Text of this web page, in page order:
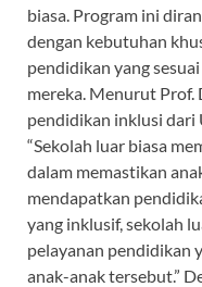
biasa. Program ini
dengan kebutuhan
pendidikan yang
mereka. Menurut Prof.
pendidikan inklusi dari
“Sekolah luar biasa
dalam memastikan
mendapatkan
yang inklusif, sekolah
pelayanan pendidikan
anak-anak tersebut.”